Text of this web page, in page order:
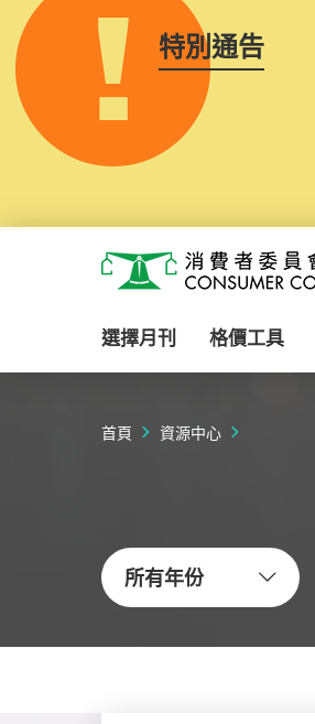
特別通告
消費者委員會
選擇月刊 格價工具
首頁 資源中心
所有年份